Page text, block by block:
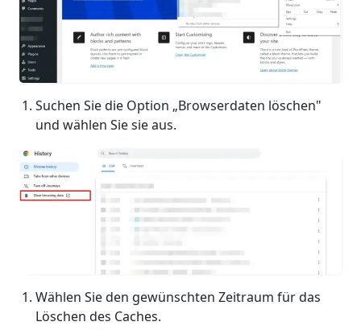
Suchen Sie die Option „Browserdaten löschen"
und wählen Sie sie aus.
Wählen Sie den gewünschten Zeitraum für das
Löschen des Caches.